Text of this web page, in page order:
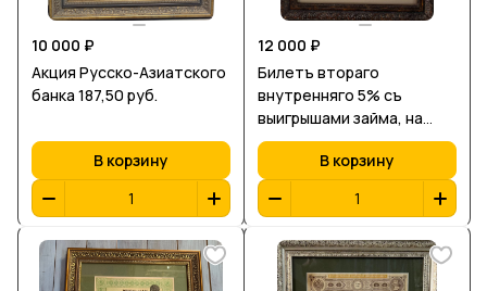
10 000 ₽
Акция Русско-Азиатского
банка 187,50 руб.
В корзину
12 000 ₽
Билетъ втораго
внутренняго 5% съ
выигрышами займа, на
капиталъ въ сто рублей,
1866 г, Государственный
банкъ
В корзину